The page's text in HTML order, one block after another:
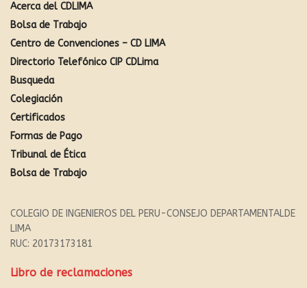
Acerca del CDLIMA
Bolsa de Trabajo
Centro de Convenciones – CD LIMA
Directorio Telefónico CIP CDLima
Busqueda
Colegiación
Certificados
Formas de Pago
Tribunal de Ética
Bolsa de Trabajo
COLEGIO DE INGENIEROS DEL PERU-CONSEJO DEPARTAMENTALDE
LIMA
RUC: 20173173181
Libro de reclamaciones